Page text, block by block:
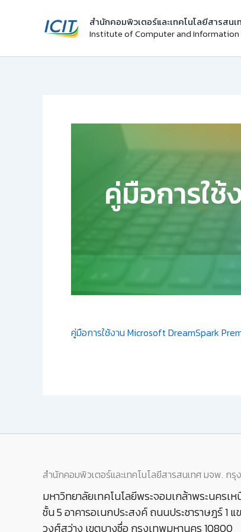
สำนักคอมพิวเตอร์และเทคโนโลยีสารสน
Institute of Computer and Information
คู่มือการใ
คู่มือการใช้งาน Microsoft DreamSpark
สำนักคอมพิวเตอร์และเทคโนโลยีสารสนเทศ มจพ. กรุ
มหาวิทยาลัยเทคโนโลยีพระจอมเกล้าพระนครเห
ชั้น 5 อาคารอเนกประสงค์ ถนนประชาราษฎร์ 1 แ
วงศ์สว่าง เขตบางซื่อ กรุงเทพมหานคร 10800